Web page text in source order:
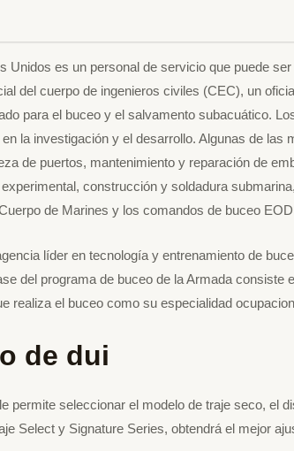
Unidos es un personal de servicio que puede
del cuerpo de ingenieros civiles (CEC), un
para el buceo y el salvamento subacuático.
la investigación y el desarrollo. Algunas de las
de puertos, mantenimiento y reparación de
construcción y soldadura
de Marines y los comandos de buceo
líder en tecnología y entrenamiento de
del programa de buceo de la Armada consiste
realiza el buceo como su especialidad
de dui
permite seleccionar el modelo de traje seco, el
Select y Signature Series, obtendrá el mejor